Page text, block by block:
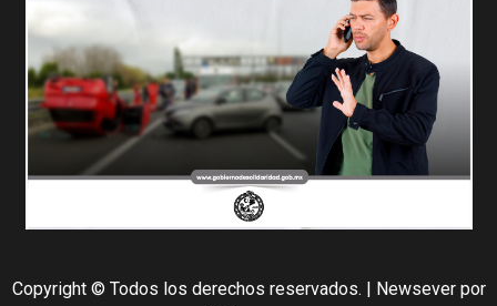
Copyright © Todos los derechos reservados. | Newseverpor